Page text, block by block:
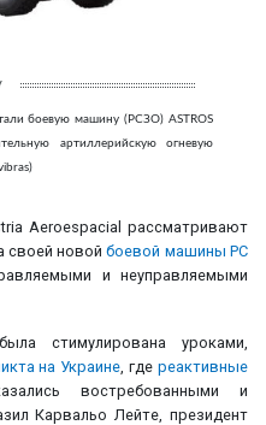
боевую машину (РСЗО) ASTROS
артиллерийскую огневую
Aeroespacial рассматривают
своей новойбоевой машины РС
и неуправляемыми
стимулирована уроками,
на Украине , гдереактивные
востребованными и
Карвальо Лейте, президент